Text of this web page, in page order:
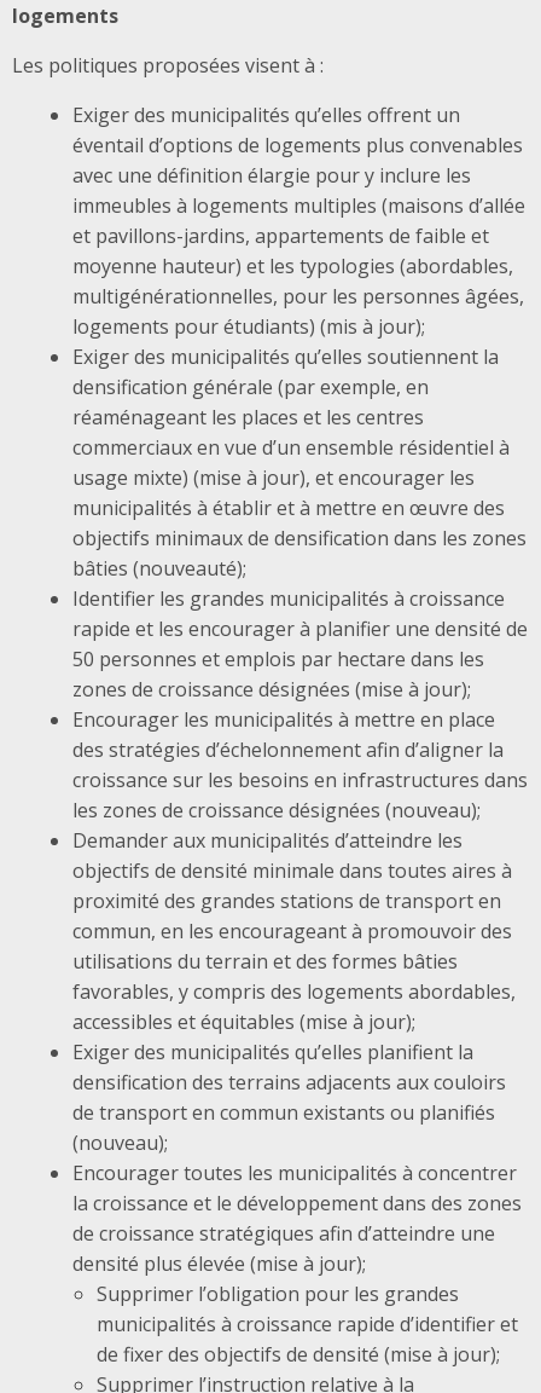
logements
Les politiques proposées visent à :
Exiger des municipalités qu’elles offrent un
éventail d’options de logements plus convenables
avec une définition élargie pour y inclure les
immeubles à logements multiples (maisons d’allée
et pavillons-jardins, appartements de faible et
moyenne hauteur) et les typologies (abordables,
multigénérationnelles, pour les personnes âgées,
logements pour étudiants) (mis à jour);
Exiger des municipalités qu’elles soutiennent la
densification générale (par exemple, en
réaménageant les places et les centres
commerciaux en vue d’un ensemble résidentiel à
usage mixte) (mise à jour), et encourager les
municipalités à établir et à mettre en œuvre des
objectifs minimaux de densification dans les zones
bâties (nouveauté);
Identifier les grandes municipalités à croissance
rapide et les encourager à planifier une densité de
50 personnes et emplois par hectare dans les
zones de croissance désignées (mise à jour);
Encourager les municipalités à mettre en place
des stratégies d’échelonnement afin d’aligner la
croissance sur les besoins en infrastructures dans
les zones de croissance désignées (nouveau);
Demander aux municipalités d’atteindre les
objectifs de densité minimale dans toutes aires à
proximité des grandes stations de transport en
commun, en les encourageant à promouvoir des
utilisations du terrain et des formes bâties
favorables, y compris des logements abordables,
accessibles et équitables (mise à jour);
Exiger des municipalités qu’elles planifient la
densification des terrains adjacents aux couloirs
de transport en commun existants ou planifiés
(nouveau);
Encourager toutes les municipalités à concentrer
la croissance et le développement dans des zones
de croissance stratégiques afin d’atteindre une
densité plus élevée (mise à jour);
Supprimer l’obligation pour les grandes
municipalités à croissance rapide d’identifier et
de fixer des objectifs de densité (mise à jour);
Supprimer l’instruction relative à la